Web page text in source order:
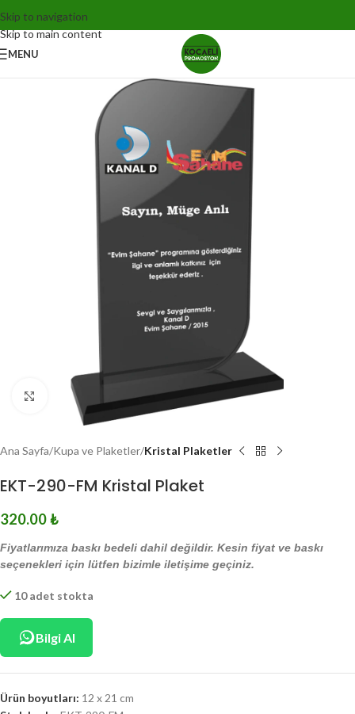
Skip to navigation
Skip to main content
MENU
Click to enlarge
Ana Sayfa Kupa ve Plaketler Kristal Plaketler
EKT-290-FM Kristal Plaket
320.00₺
Fiyatlarımıza baskı bedeli dahil değildir. Kesin fiyat ve baskı
seçenekleri için lütfen bizimle iletişime geçiniz.
10 adet stokta
Bilgi Al
Ürün boyutları: 12 x 21 cm